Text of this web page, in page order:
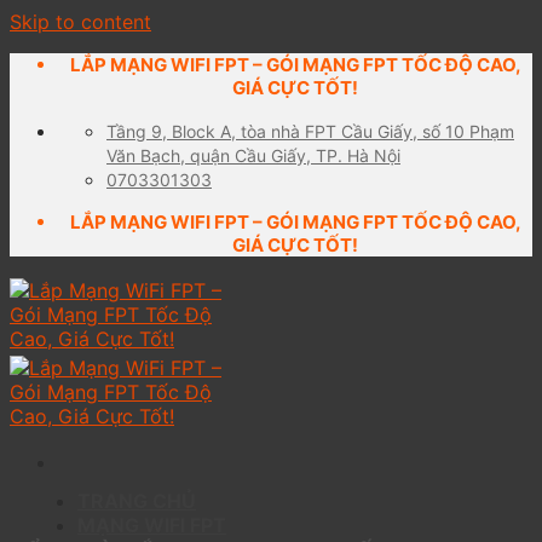
Skip to content
LẮP MẠNG WIFI FPT – GÓI MẠNG FPT TỐC ĐỘ CAO,
GIÁ CỰC TỐT!
Tầng 9, Block A, tòa nhà FPT Cầu Giấy, số 10 Phạm
Văn Bạch, quận Cầu Giấy, TP. Hà Nội
0703301303
LẮP MẠNG WIFI FPT – GÓI MẠNG FPT TỐC ĐỘ CAO,
GIÁ CỰC TỐT!